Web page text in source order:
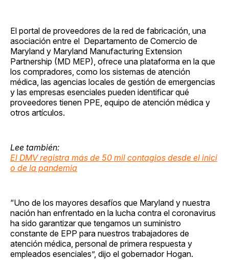
El portal de proveedores de la red de fabricación, una
asociación entre el Departamento de Comercio de
Maryland y Maryland Manufacturing Extension
Partnership (MD MEP), ofrece una plataforma en la que
los compradores, como los sistemas de atención
médica, las agencias locales de gestión de emergencias
y las empresas esenciales pueden identificar qué
proveedores tienen PPE, equipo de atención médica y
otros artículos.
Lee también:
El DMV registra más de 50 mil contagios desde el inici
o de la pandemia
“Uno de los mayores desafíos que Maryland y nuestra
nación han enfrentado en la lucha contra el coronavirus
ha sido garantizar que tengamos un suministro
constante de EPP para nuestros trabajadores de
atención médica, personal de primera respuesta y
empleados esenciales”, dijo el gobernador Hogan.